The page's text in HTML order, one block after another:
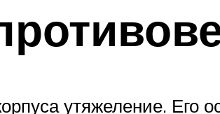
утяжеление. Его